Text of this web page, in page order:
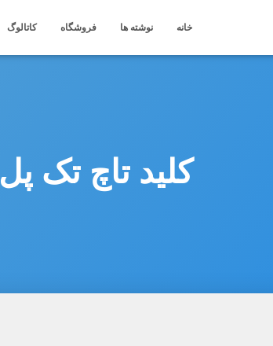
خانه نوشته ها فروشگاه کاتالوگ
کلید تاچ تک پل